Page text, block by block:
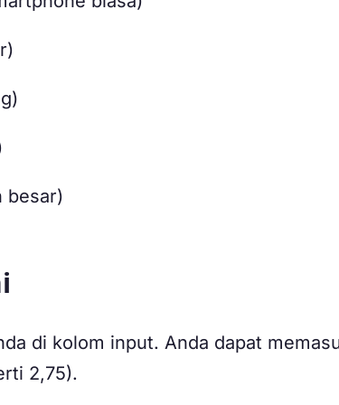
besar)
di kolom input. Anda dapat
2,75).